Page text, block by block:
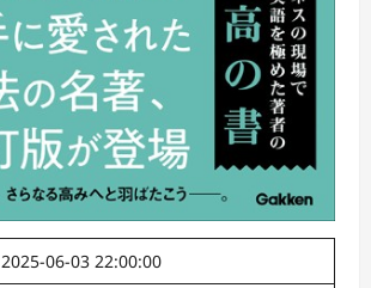
2025-06-03 22:00:00